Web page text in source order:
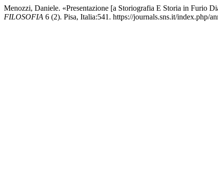
Menozzi, Daniele. «Presentazione [a Storiografia E Storia in Furio
FILOSOFIA 6 (2). Pisa, Italia:541. https://journals.sns.it/index.php/